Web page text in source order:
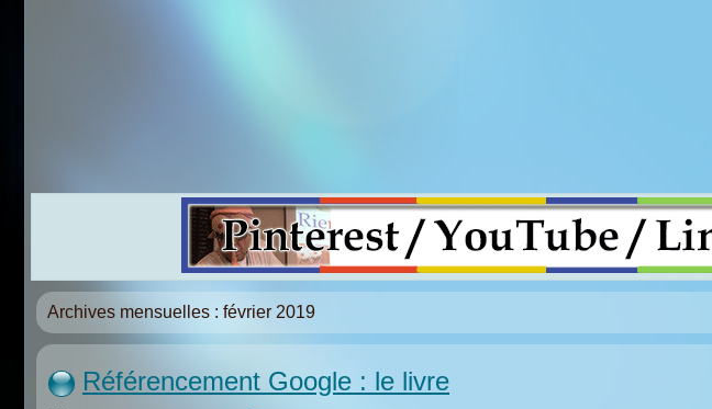
Archives mensuelles : février 2019
Référencement Google : le livre